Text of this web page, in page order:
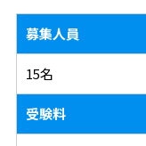
募集人員
15名
受験料